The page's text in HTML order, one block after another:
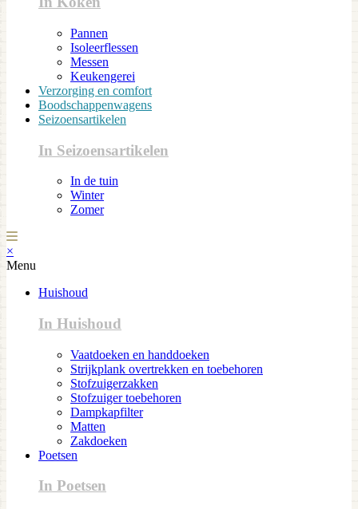
Pannen
Isoleerflessen
Messen
Keukengerei
Verzorging en comfort
Boodschappenwagens
Seizoensartikelen
In Seizoensartikelen
In de tuin
Winter
Zomer
×
Menu
Huishoud
In Huishoud
Vaatdoeken en handdoeken
Strijkplank overtrekken en toebehoren
Stofzuigerzakken
Stofzuiger toebehoren
Dampkapfilter
Matten
Zakdoeken
Poetsen
In Poetsen